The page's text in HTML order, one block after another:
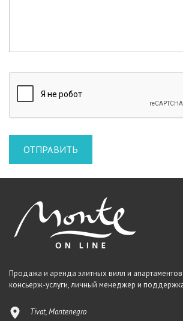
Продажа и аренда элитных вилл и
консьерж-услуги, личный менеджер и
Tivat, Montenegro